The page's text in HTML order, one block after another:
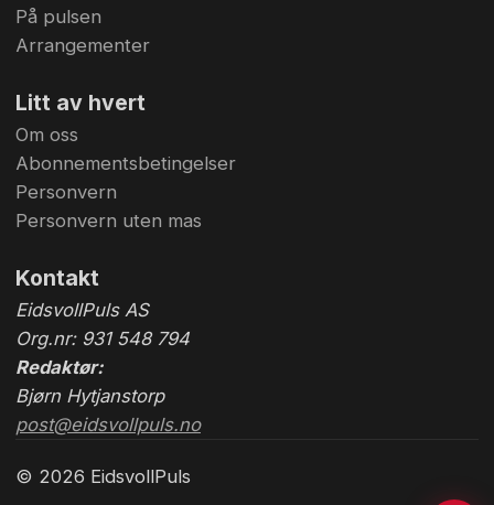
På pulsen
Arrangementer
Litt av hvert
Om oss
Abonnementsbetingelser
Personvern
Personvern uten mas
Kontakt
EidsvollPuls AS
Org.nr: 931 548 794
Redaktør:
Bjørn Hytjanstorp
post@eidsvollpuls.no
© 2026 EidsvollPuls